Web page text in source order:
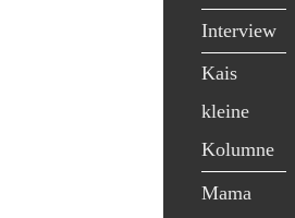
Interview
Kais
kleine
Kolumne
Mama